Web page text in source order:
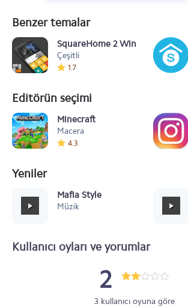
Benzer temalar
SquareHome 2 Win 10 Style v1.1.4
Çeşitli
1.7
Editörün seçimi
Minecraft
Macera
4.3
Yeniler
Mafia Style
Müzik
Kullanıcı oyları ve yorumlar
2
3 kullanıcı oyuna göre